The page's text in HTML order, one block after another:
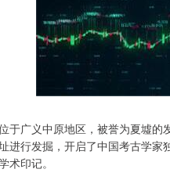
于广义中原地区，被誉为夏墟
进行发掘，开启了中国考古学家
术印记。
深证成指 14311.01